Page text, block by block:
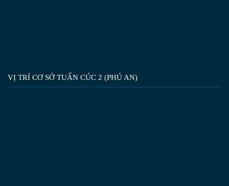
VỊ TRÍ CƠ SỞ TUẤN CÚC 2 (PHÚ AN)